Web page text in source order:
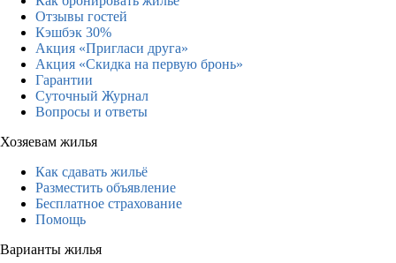
Отзывы гостей
Кэшбэк 30%
Акция «Пригласи друга»
Акция «Скидка на первую бронь»
Гарантии
Суточный Журнал
Вопросы и ответы
Хозяевам жилья
Как сдавать жильё
Разместить объявление
Бесплатное страхование
Помощь
Варианты жилья